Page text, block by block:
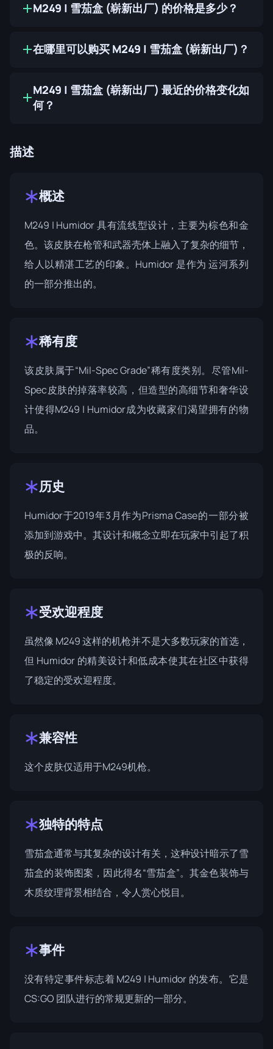
M249 | 雪茄盒 (崭新出厂) 的价格是多少？
在哪里可以购买 M249 | 雪茄盒 (崭新出厂)？
M249 | 雪茄盒 (崭新出厂) 最近的价格变化如
何？
描述
概述
M249 | Humidor 具有流线型设计，主要为棕色和金
色。该皮肤在枪管和武器壳体上融入了复杂的细节，
给人以精湛工艺的印象。Humidor 是作为运河系列
的一部分推出的。
稀有度
该皮肤属于“Mil-Spec Grade”稀有度类别。尽管Mil-
Spec皮肤的掉落率较高，但造型的高细节和奢华设
计使得M249 | Humidor成为收藏家们渴望拥有的物
品。
历史
Humidor于2019年3月作为Prisma Case的一部分被
添加到游戏中。其设计和概念立即在玩家中引起了积
极的反响。
受欢迎程度
虽然像 M249 这样的机枪并不是大多数玩家的首选，
但 Humidor 的精美设计和低成本使其在社区中获得
了稳定的受欢迎程度。
兼容性
这个皮肤仅适用于M249机枪。
独特的特点
雪茄盒通常与其复杂的设计有关，这种设计暗示了雪
茄盒的装饰图案，因此得名“雪茄盒”。其金色装饰与
木质纹理背景相结合，令人赏心悦目。
事件
没有特定事件标志着 M249 | Humidor 的发布。它是
CS:GO 团队进行的常规更新的一部分。